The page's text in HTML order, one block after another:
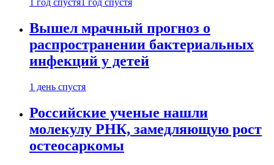
1 год спустя 1 год спустя
Вышел мрачный прогноз о
распространении бактериальных
инфекций у детей
1 день спустя
Российские ученые нашли
молекулу РНК, замедляющую рост
остеосаркомы